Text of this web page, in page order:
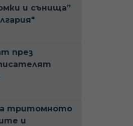
и сънища”
през
тритомното
и